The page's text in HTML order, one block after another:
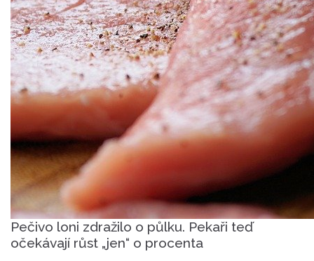
Pečivo loni zdražilo o půlku. Pekaři teď
očekávají růst „jen“ o procenta